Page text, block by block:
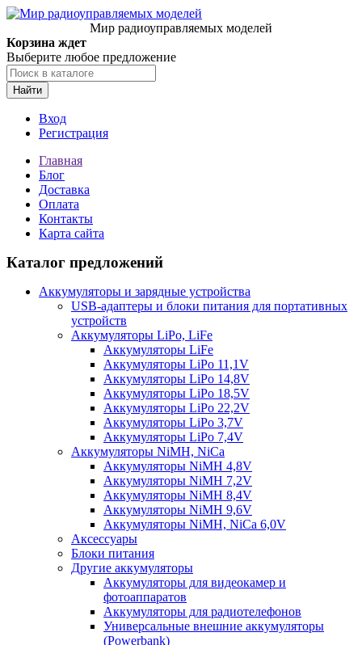
Мир радиоуправляемых моделей
Корзина ждет
Выберите любое предложение
Найти
Вход
Регистрация
Главная
Блог
Доставка
Оплата
Контакты
Карта сайта
Каталог предложений
Аккумуляторы и зарядные устройства
USB-адаптеры и блоки питания для портативных
устройств
Аккумуляторы LiPo, LiFe
Аккумуляторы LiFe
Аккумуляторы LiPo 11,1V
Аккумуляторы LiPo 14,8V
Аккумуляторы LiPo 18,5V
Аккумуляторы LiPo 22,2V
Аккумуляторы LiPo 3,7V
Аккумуляторы LiPo 7,4V
Аккумуляторы NiMH, NiCa
Аккумуляторы NiMH 4,8V
Аккумуляторы NiMH 7,2V
Аккумуляторы NiMH 8,4V
Аккумуляторы NiMH 9,6V
Аккумуляторы NiMH, NiCa 6,0V
Аксессуары
Блоки питания
Другие аккумуляторы
Аккумуляторы для видеокамер и
фотоаппаратов
Аккумуляторы для радиотелефонов
Универсальные внешние аккумуляторы
(Powerbank)